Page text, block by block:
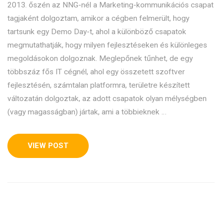
2013. őszén az NNG-nél a Marketing-kommunikációs csapat
tagjaként dolgoztam, amikor a cégben felmerült, hogy
tartsunk egy Demo Day-t, ahol a különböző csapatok
megmutathatják, hogy milyen fejlesztéseken és különleges
megoldásokon dolgoznak. Meglepőnek tűnhet, de egy
többszáz fős IT cégnél, ahol egy összetett szoftver
fejlesztésén, számtalan platformra, területre készített
változatán dolgoztak, az adott csapatok olyan mélységben
(vagy magasságban) jártak, ami a többieknek …
VIEW POST